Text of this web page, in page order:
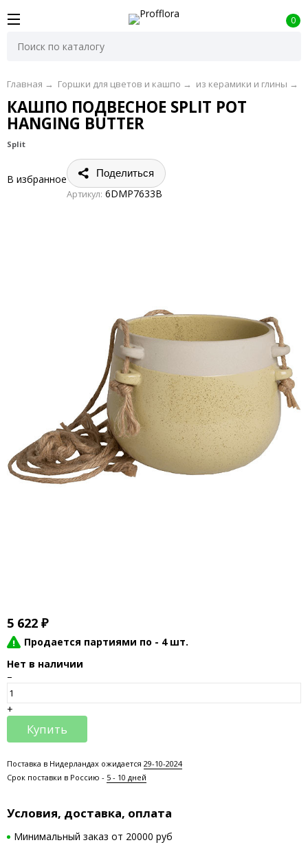
0
Главная → Горшки для цветов и кашпо → из керамики и глины →
КАШПО ПОДВЕСНОЕ SPLIT POT
HANGING BUTTER
Split
В избранное
Поделиться
Артикул: 6DMP7633B
5 622 ₽
Продается партиями по - 4 шт.
Нет в наличии
–
+
Купить
Поставка в Нидерландах ожидается 29-10-2024
Срок поставки в Россию - 5 - 10 дней
Условия, доставка, оплата
Минимальный заказ от 20000 руб